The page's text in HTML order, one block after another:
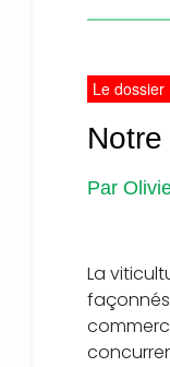
Le dossier
Par
La